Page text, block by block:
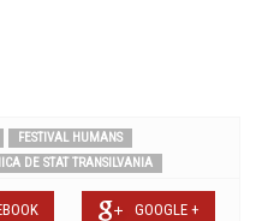
FESTIVAL HUMANS
DE STAT TRANSILVANIA
GOOGLE +